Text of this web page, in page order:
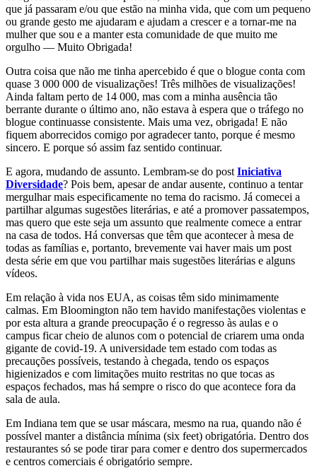
que já passaram e/ou que estão na minha vida, que com um pequeno
ou grande gesto me ajudaram e ajudam a crescer e a tornar-me na
mulher que sou e a manter esta comunidade de que muito me
orgulho — Muito Obrigada!
Outra coisa que não me tinha apercebido é que o blogue conta com
quase 3 000 000 de visualizações! Três milhões de visualizações!
Ainda faltam perto de 14 000, mas com a minha ausência tão
berrante durante o último ano, não estava à espera que o tráfego no
blogue continuasse consistente. Mais uma vez, obrigada! E não
fiquem aborrecidos comigo por agradecer tanto, porque é mesmo
sincero. E porque só assim faz sentido continuar.
E agora, mudando de assunto. Lembram-se do post Iniciativa
Diversidade? Pois bem, apesar de andar ausente, continuo a tentar
mergulhar mais especificamente no tema do racismo. Já comecei a
partilhar algumas sugestões literárias, e até a promover passatempos,
mas quero que este seja um assunto que realmente comece a entrar
na casa de todos. Há conversas que têm que acontecer à mesa de
todas as famílias e, portanto, brevemente vai haver mais um post
desta série em que vou partilhar mais sugestões literárias e alguns
vídeos.
Em relação à vida nos EUA, as coisas têm sido minimamente
calmas. Em Bloomington não tem havido manifestações violentas e
por esta altura a grande preocupação é o regresso às aulas e o
campus ficar cheio de alunos com o potencial de criarem uma onda
gigante de covid-19. A universidade tem estado com todas as
precauções possíveis, testando à chegada, tendo os espaços
higienizados e com limitações muito restritas no que tocas as
espaços fechados, mas há sempre o risco do que acontece fora da
sala de aula.
Em Indiana tem que se usar máscara, mesmo na rua, quando não é
possível manter a distância mínima (six feet) obrigatória. Dentro dos
restaurantes só se pode tirar para comer e dentro dos supermercados
e centros comerciais é obrigatório sempre.